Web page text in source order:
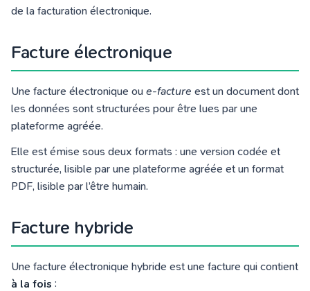
de la facturation électronique.
Facture électronique
Une facture électronique ou e-facture est un document dont
les données sont structurées pour être lues par une
plateforme agréée.
Elle est émise sous deux formats : une version codée et
structurée, lisible par une plateforme agréée et un format
PDF, lisible par l’être humain.
Facture hybride
Une facture électronique hybride est une facture qui contient
à la fois :